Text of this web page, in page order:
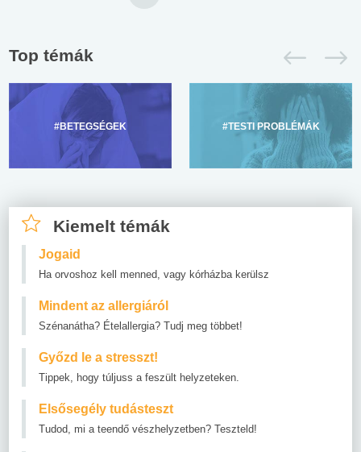
Top témák
#BETEGSÉGEK #TESTI PROBLÉMÁK
Kiemelt témák
Jogaid
Ha orvoshoz kell menned, vagy kórházba kerülsz
Mindent az allergiáról
Szénanátha? Ételallergia? Tudj meg többet!
Győzd le a stresszt!
Tippek, hogy túljuss a feszült helyzeteken.
Elsősegély tudásteszt
Tudod, mi a teendő vészhelyzetben? Teszteld!